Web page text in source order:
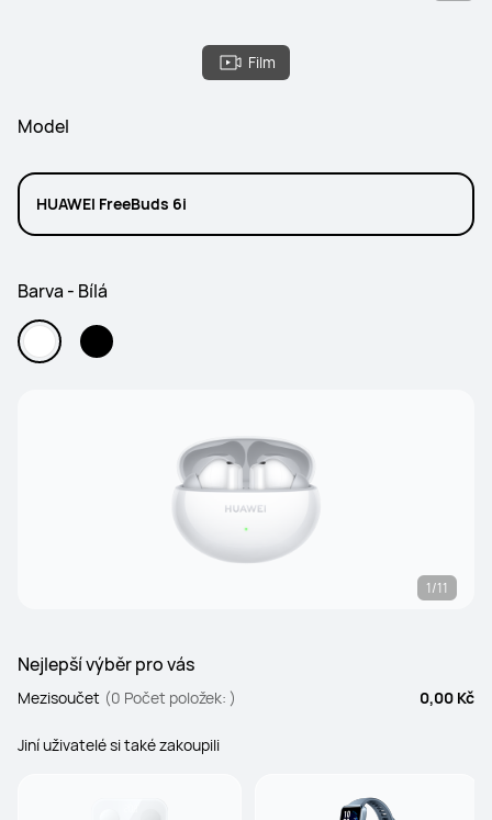
Film
Model
HUAWEI FreeBuds 6i
Barva - Bílá
1/11
Nejlepší výběr pro vás
Mezisoučet (0 Počet položek: ) 0,00 Kč
Jiní uživatelé si také zakoupili